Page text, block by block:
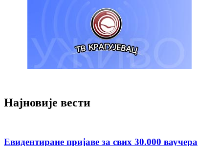
Најновије вести
Евидентиране пријаве за свих 30.000 ваучера